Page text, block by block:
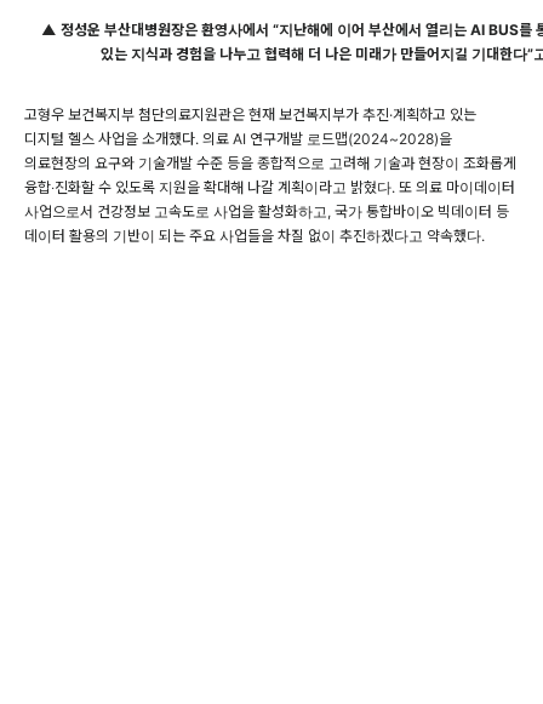
▲ 정성운 부산대병원장은 환영사에서 “지난해에 이어 부산에서 열리는 AI BUS를
있는 지식과 경험을 나누고 협력해 더 나은 미래가 만들어지길 기대한다
고형우 보건복지부 첨단의료지원관은 현재 보건복지부가 추진·계획하고 있는
디지털 헬스 사업을 소개했다. 의료 AI 연구개발 로드맵(2024~2028)을
의료현장의 요구와 기술개발 수준 등을 종합적으로 고려해 기술과 현장이 조화롭게
융합‧진화할 수 있도록 지원을 확대해 나갈 계획이라고 밝혔다. 또 의료 마이데이터
사업으로서 건강정보 고속도로 사업을 활성화하고, 국가 통합바이오 빅데이터 등
데이터 활용의 기반이 되는 주요 사업들을 차질 없이 추진하겠다고 약속했다.